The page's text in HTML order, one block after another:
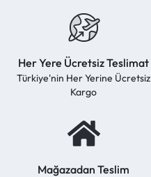
Her Yere Ücretsiz Teslimat
Türkiye'nin Her Yerine Ücretsiz
Kargo
Mağazadan Teslim